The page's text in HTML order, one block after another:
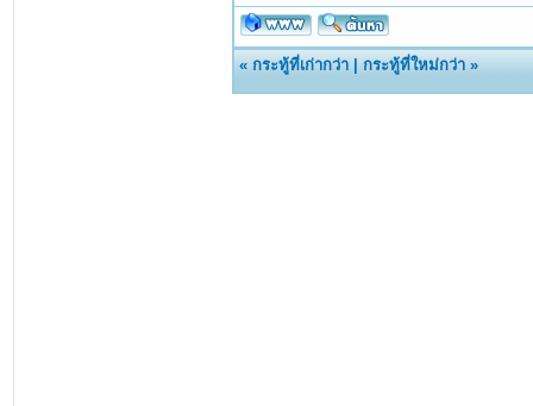
«กระทู้ที่เก่ากว่า |กระทู้ที่ใหม่กว่า »